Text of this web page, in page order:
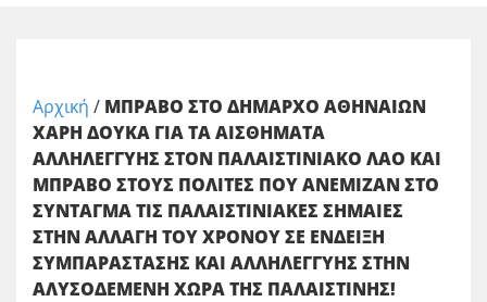
Αρχική / ΜΠΡΑΒΟ ΣΤΟ ΔΗΜΑΡΧΟ ΑΘΗΝΑΙΩΝ
ΧΑΡΗ ΔΟΥΚΑ ΓΙΑ ΤΑ ΑΙΣΘΗΜΑΤΑ
ΑΛΛΗΛΕΓΓΥΗΣ ΣΤΟΝ ΠΑΛΑΙΣΤΙΝΙΑΚΟ ΛΑΟ ΚΑΙ
ΜΠΡΑΒΟ ΣΤΟΥΣ ΠΟΛΙΤΕΣ ΠΟΥ ΑΝΕΜΙΖΑΝ ΣΤΟ
ΣΥΝΤΑΓΜΑ ΤΙΣ ΠΑΛΑΙΣΤΙΝΙΑΚΕΣ ΣΗΜΑΙΕΣ
ΣΤΗΝ ΑΛΛΑΓΗ ΤΟΥ ΧΡΟΝΟΥ ΣΕ ΕΝΔΕΙΞΗ
ΣΥΜΠΑΡΑΣΤΑΣΗΣ ΚΑΙ ΑΛΛΗΛΕΓΓΥΗΣ ΣΤΗΝ
ΑΛΥΣΟΔΕΜΕΝΗ ΧΩΡΑ ΤΗΣ ΠΑΛΑΙΣΤΙΝΗΣ!